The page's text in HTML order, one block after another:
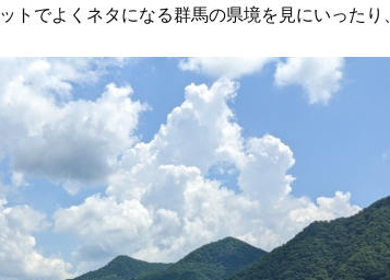
トでよくネタになる群馬の県境を見にいったり、